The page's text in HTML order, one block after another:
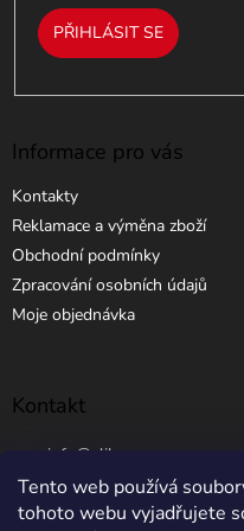
Tento web používá
tohoto webu vyjadřujete
PŘIHLÁSIT SE
Informace pro vás
Kontakty
Reklamace a výměna zboží
Obchodní podmínky
Zpracování osobních údajů
Moje objednávka
Kontakt
info @ elibros.cz
+420 734 184 444